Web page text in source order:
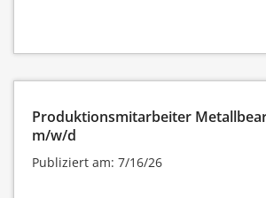
Produktionsmitarbeiter
m/w/d
Publiziert am: 7/16/26